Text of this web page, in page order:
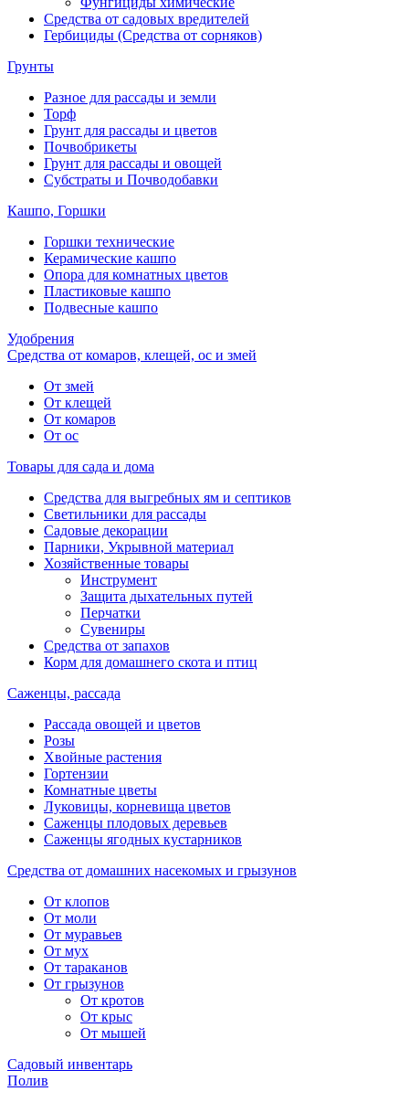
Средства от садовых вредителей
Гербициды (Средства от сорняков)
Грунты
Разное для рассады и земли
Торф
Грунт для рассады и цветов
Почвобрикеты
Грунт для рассады и овощей
Субстраты и Почводобавки
Кашпо, Горшки
Горшки технические
Керамические кашпо
Опора для комнатных цветов
Пластиковые кашпо
Подвесные кашпо
Удобрения
Средства от комаров, клещей, ос и змей
От змей
От клещей
От комаров
От ос
Товары для сада и дома
Средства для выгребных ям и септиков
Светильники для рассады
Садовые декорации
Парники, Укрывной материал
Хозяйственные товары
Инструмент
Защита дыхательных путей
Перчатки
Сувениры
Средства от запахов
Корм для домашнего скота и птиц
Саженцы, рассада
Рассада овощей и цветов
Розы
Хвойные растения
Гортензии
Комнатные цветы
Луковицы, корневища цветов
Саженцы плодовых деревьев
Саженцы ягодных кустарников
Средства от домашних насекомых и грызунов
От клопов
От моли
От муравьев
От мух
От тараканов
От грызунов
От кротов
От крыс
От мышей
Садовый инвентарь
Полив